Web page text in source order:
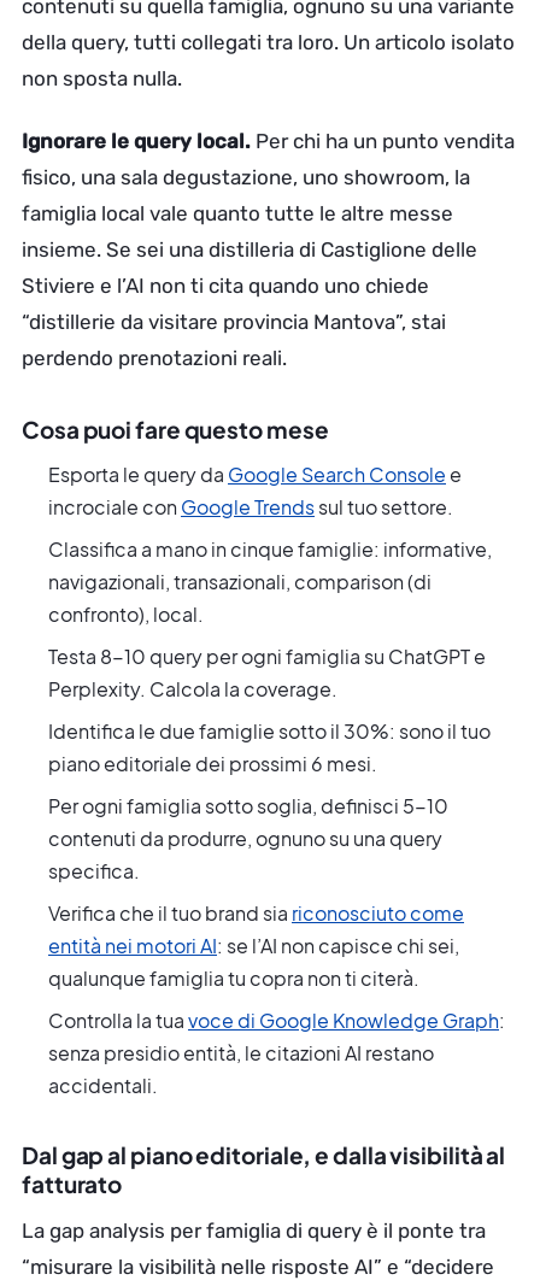
contenuti su quella famiglia, ognuno su una variante
della query, tutti collegati tra loro. Un articolo isolato
non sposta nulla.
Ignorare le query local. Per chi ha un punto vendita
fisico, una sala degustazione, uno showroom, la
famiglia local vale quanto tutte le altre messe
insieme. Se sei una distilleria di Castiglione delle
Stiviere e l’AI non ti cita quando uno chiede
“distillerie da visitare provincia Mantova”, stai
perdendo prenotazioni reali.
Cosa puoi fare questo mese
Esporta le query da Google Search Console e
incrociale conGoogle Trendssul tuo settore.
Classifica a mano in cinque famiglie: informative,
navigazionali, transazionali, comparison (di
confronto), local.
Testa 8-10 query per ogni famiglia su ChatGPT e
Perplexity. Calcola la coverage.
Identifica le due famiglie sotto il 30%: sono il tuo
piano editoriale dei prossimi 6 mesi.
Per ogni famiglia sotto soglia, definisci 5-10
contenuti da produrre, ognuno su una query
specifica.
Verifica che il tuo brand sia riconosciuto come
entità nei motori AI: se l’AI non capisce chi sei,
qualunque famiglia tu copra non ti citerà.
Controlla la tuavoce di Google Knowledge Graph:
senza presidio entità, le citazioni AI restano
accidentali.
Dal gap al piano editoriale, e dalla visibilità al
fatturato
La gap analysis per famiglia di query è il ponte tra
“misurare la visibilità nelle risposte AI” e “decidere